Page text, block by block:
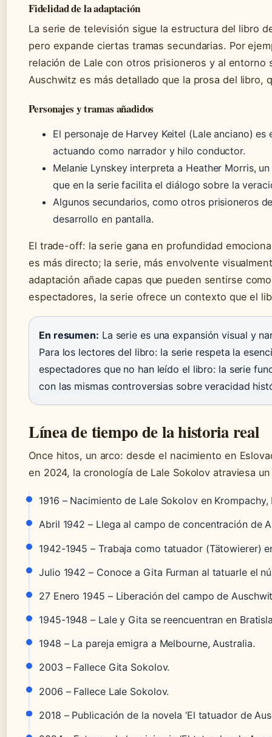
Fidelidad de la adaptación
La serie de televisión sigue la estructura del libro
pero expande ciertas tramas secundarias. Por
relación de Lale con otros prisioneros y al entorno
Auschwitz es más detallado que la prosa del libro,
Personajes y tramas añadidos
El personaje de Harvey Keitel (Lale anciano)
actuando como narrador y hilo conductor.
Melanie Lynskey interpreta a Heather Morris,
que en la serie facilita el diálogo sobre la
Algunos secundarios, como otros prisioneros
desarrollo en pantalla.
El trade-off: la serie gana en profundidad
es más directo; la serie, más envolvente
adaptación añade capas que pueden sentirse
espectadores, la serie ofrece un contexto que el
En resumen: La serie es una expansión visual y
Para los lectores del libro: la serie respeta la
espectadores que no han leído el libro: la serie
con las mismas controversias sobre veracidad
Línea de tiempo de la historia real
Once hitos, un arco: desde el nacimiento en
en 2024, la cronología de Lale Sokolov atraviesa
1916 – Nacimiento de Lale Sokolov en Krompachy,
Abril 1942 – Llega al campo de concentración de
1942-1945 – Trabaja como tatuador (Tätowierer)
Julio 1942 – Conoce a Gita Furman al tatuarle el
27 Enero 1945 – Liberación del campo de
1945-1948 – Lale y Gita se reencuentran en
1948 – La pareja emigra a Melbourne, Australia.
2003 – Fallece Gita Sokolov.
2006 – Fallece Lale Sokolov.
2018 – Publicación de la novela ‘El tatuador de